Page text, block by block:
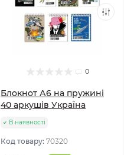
0
Блокнот А6 на пружині
40 аркушів Україна
В наявності
Код товару: 70320